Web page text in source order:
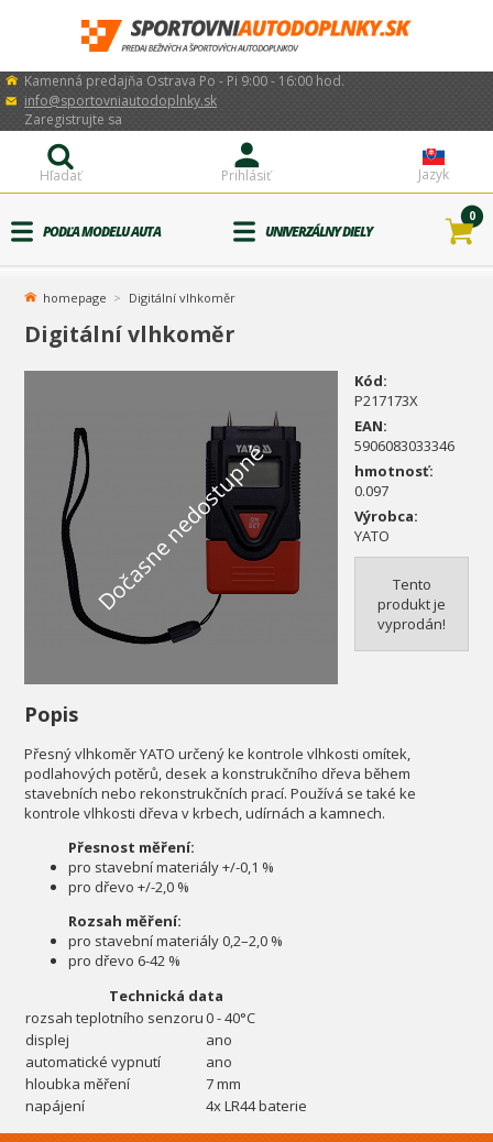
Kamenná predajňa Ostrava Po - Pi 9:00 - 16:00 hod.
info@sportovniautodoplnky.sk
Jazyk
Prihlásiť
Zaregistrujte sa
Hľadať
PODĽA MODELU AUTA UNIVERZÁLNY DIELY
0
homepage Digitální vlhkoměr
Digitální vlhkoměr
Dočasne nedostupné
Kód:
P217173X
EAN:
5906083033346
hmotnosť:
0.097
Výrobca:
YATO
Tento
produkt je
vyprodán!
Popis
Přesný vlhkoměr YATO určený ke kontrole vlhkosti omítek,
podlahových potěrů, desek a konstrukčního dřeva během
stavebních nebo rekonstrukčních prací. Používá se také ke
kontrole vlhkosti dřeva v krbech, udírnách a kamnech.
Přesnost měření:
pro stavební materiály +/-0,1 %
pro dřevo +/-2,0 %
Rozsah měření:
pro stavební materiály 0,2–2,0 %
pro dřevo 6-42 %
Technická data
rozsah teplotního senzoru0 - 40°C
displej
ano
automatické vypnutí
ano
hloubka měření
7 mm
napájení
4x LR44 baterie